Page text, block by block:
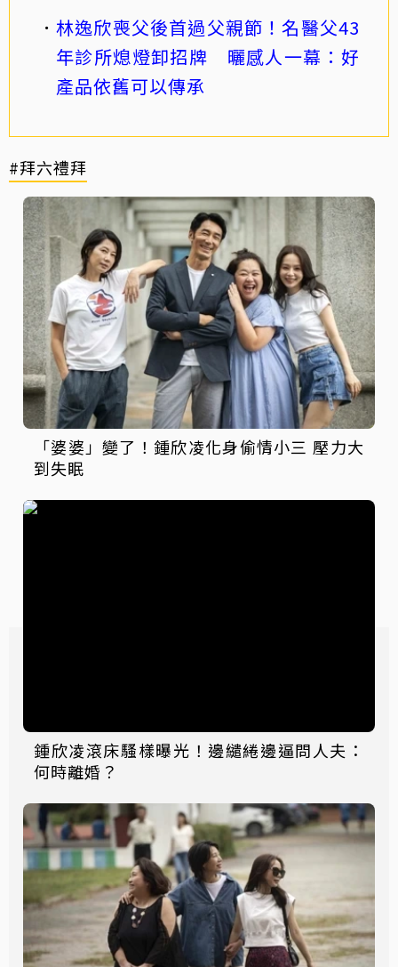
林逸欣喪父後首過父親節！名醫父43
年診所熄燈卸招牌 曬感人一幕：好
產品依舊可以傳承
#拜六禮拜
「婆婆」變了！鍾欣凌化身偷情小三 壓力大
到失眠
鍾欣凌滾床騷樣曝光！邊繾綣邊逼問人夫：
何時離婚？